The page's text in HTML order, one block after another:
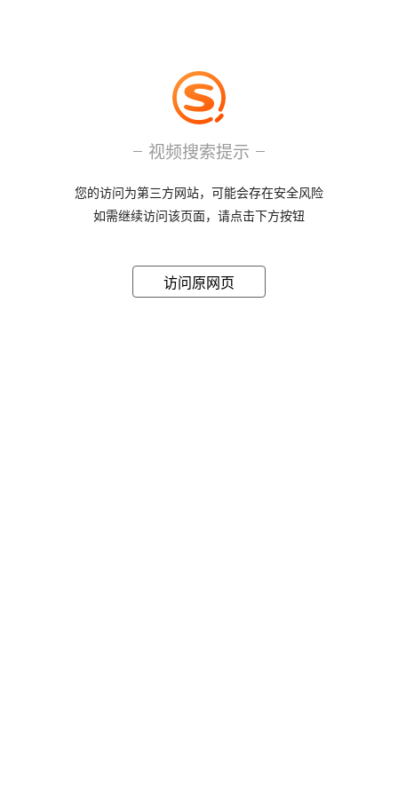
视频搜索提示
您的访问为第三方网站，可能会存在安全风险
如需继续访问该页面，请点击下方按钮
访问原网页